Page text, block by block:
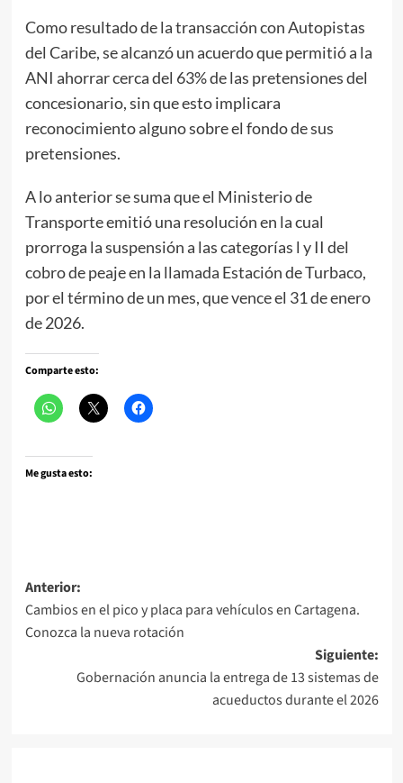
Como resultado de la transacción con Autopistas
del Caribe, se alcanzó un acuerdo que permitió a la
ANI ahorrar cerca del 63% de las pretensiones del
concesionario, sin que esto implicara
reconocimiento alguno sobre el fondo de sus
pretensiones.
A lo anterior se suma que el Ministerio de
Transporte emitió una resolución en la cual
prorroga la suspensión a las categorías l y II del
cobro de peaje en la llamada Estación de Turbaco,
por el término de un mes, que vence el 31 de enero
de 2026.
Comparte esto:
Me gusta esto:
Navegación
de
entradas
Anterior:
Cambios en el pico y placa para vehículos en Cartagena.
Conozca la nueva rotación
Siguiente:
Gobernación anuncia la entrega de 13 sistemas de
acueductos durante el 2026